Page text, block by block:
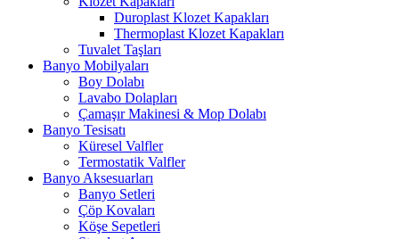
Duroplast Klozet Kapakları
Thermoplast Klozet Kapakları
Tuvalet Taşları
Banyo Mobilyaları
Boy Dolabı
Lavabo Dolapları
Çamaşır Makinesi & Mop Dolabı
Banyo Tesisatı
Küresel Valfler
Termostatik Valfler
Banyo Aksesuarları
Banyo Setleri
Çöp Kovaları
Köşe Sepetleri